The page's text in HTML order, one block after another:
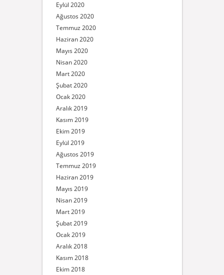
Eylül 2020
Ağustos 2020
Temmuz 2020
Haziran 2020
Mayıs 2020
Nisan 2020
Mart 2020
Şubat 2020
Ocak 2020
Aralık 2019
Kasım 2019
Ekim 2019
Eylül 2019
Ağustos 2019
Temmuz 2019
Haziran 2019
Mayıs 2019
Nisan 2019
Mart 2019
Şubat 2019
Ocak 2019
Aralık 2018
Kasım 2018
Ekim 2018